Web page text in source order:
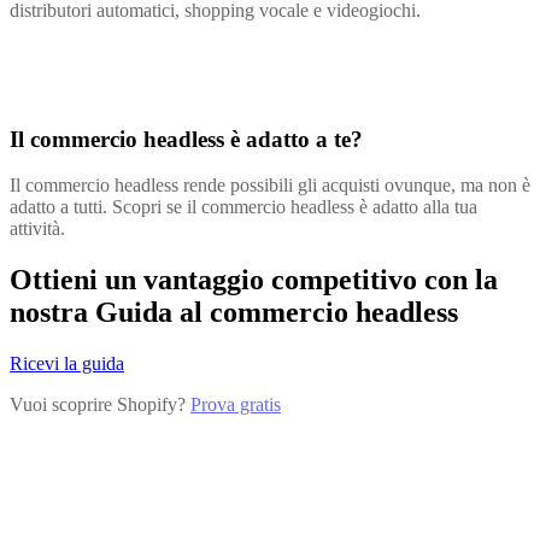
distributori automatici, shopping vocale e videogiochi.
Il commercio headless è adatto a te?
Il commercio headless rende possibili gli acquisti ovunque, ma non è
adatto a tutti. Scopri se il commercio headless è adatto alla tua
attività.
Ottieni un vantaggio competitivo con la
nostra Guida al commercio headless
Ricevi la guida
Vuoi scoprire Shopify? Prova gratis